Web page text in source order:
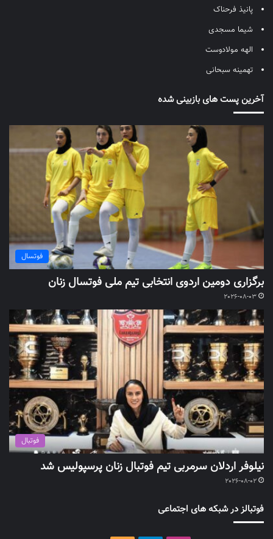
پانیذ فرحناک
شیما مسجدی
الهه مولادوست
تهمینه سبحانی
آخرین پست های بازبینی شده
فوتسال
برگزاری دومین اردوی انتخابی تیم ملی فوتسال زنان
2026-08-03
فوتبال
نیلوفر اردلان سرمربی تیم فوتبال زنان پرسپولیس شد
2026-08-02
فوتبالز در شبکه های اجتماعی